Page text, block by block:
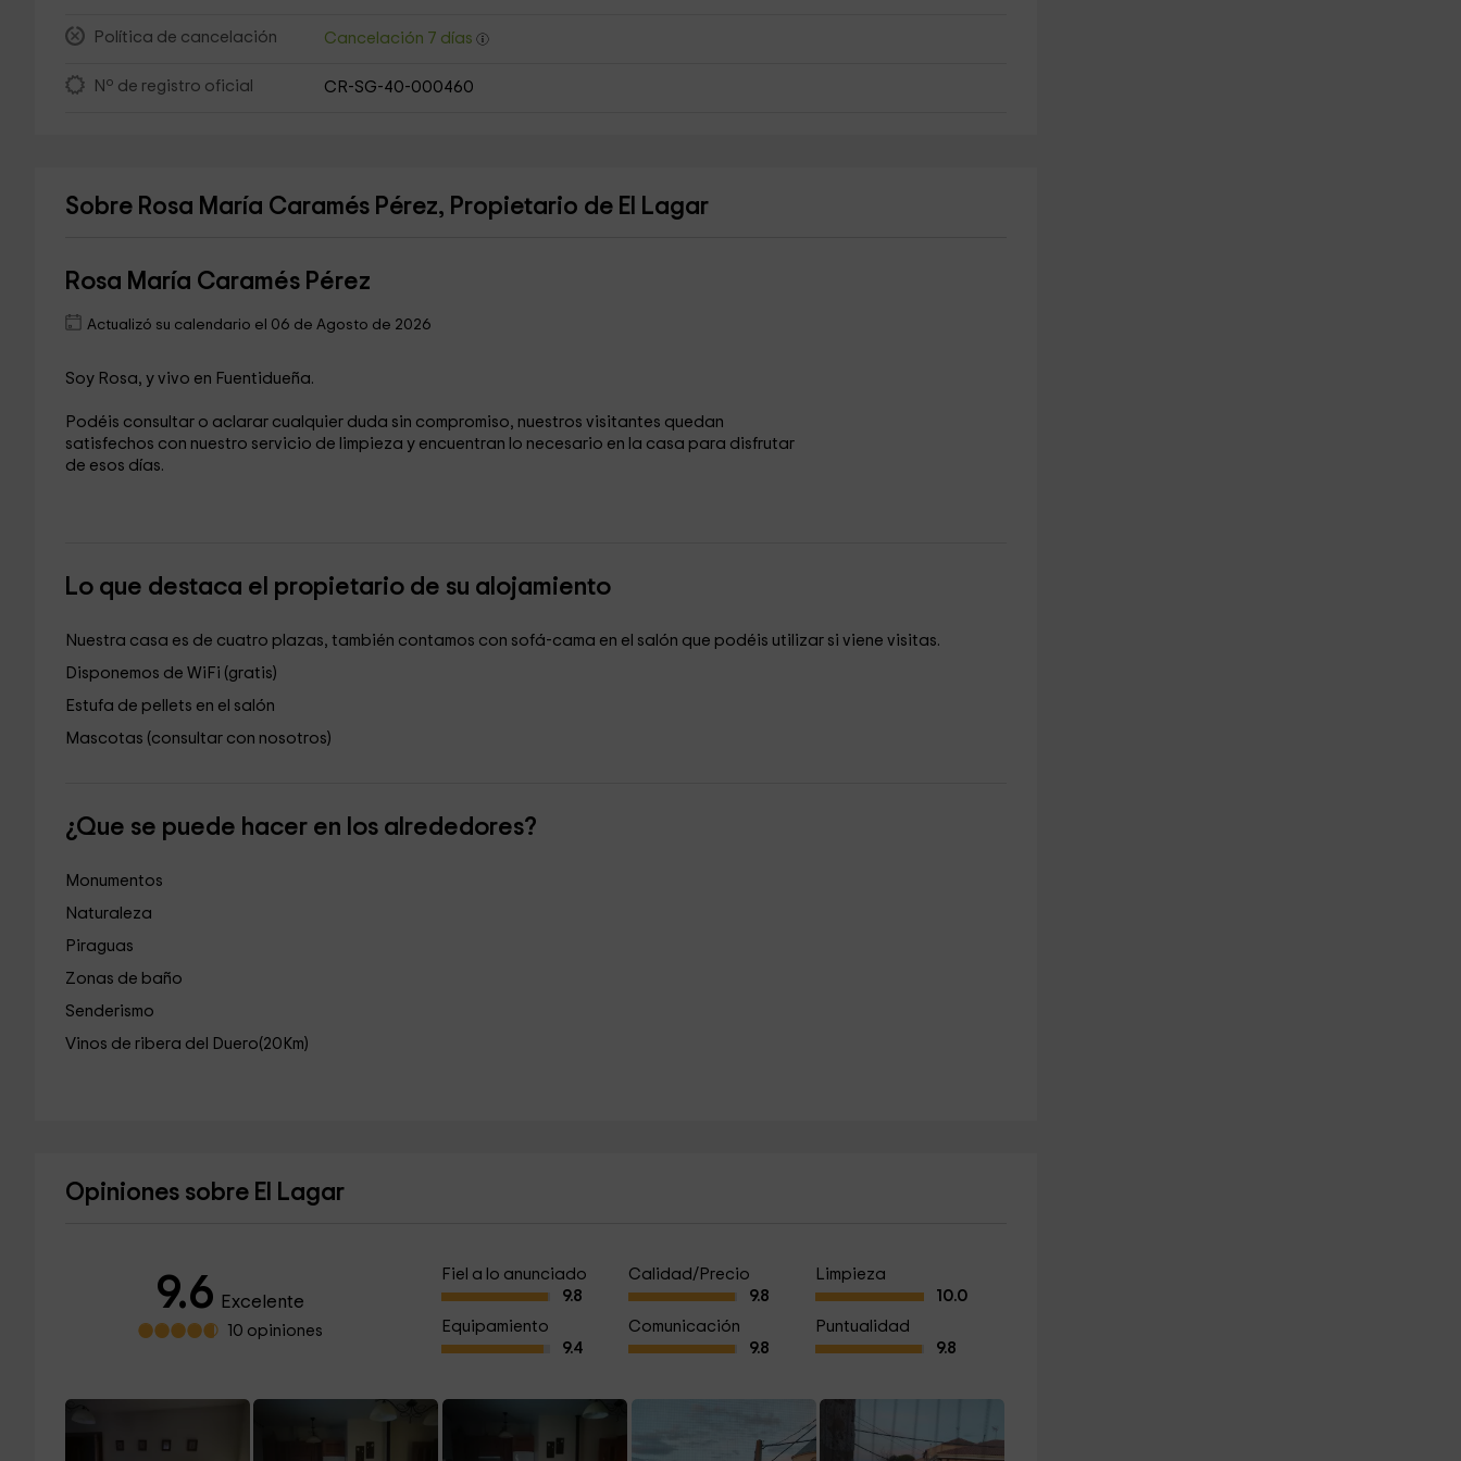
Política de cancelación Cancelación 7 días
Nº de registro oficial CR-SG-40-000460
Sobre Rosa María Caramés Pérez, Propietario de El Lagar
Rosa María Caramés Pérez
Actualizó su calendario el 06 de Agosto de 2026
Soy Rosa, y vivo en Fuentidueña.
Podéis consultar o aclarar cualquier duda sin compromiso, nuestros visitantes quedan
satisfechos con nuestro servicio de limpieza y encuentran lo necesario en la casa para disfrutar
de esos días.
Lo que destaca el propietario de su alojamiento
Nuestra casa es de cuatro plazas, también contamos con sofá-cama en el salón que podéis utilizar si viene visitas.
Disponemos de WiFi (gratis)
Estufa de pellets en el salón
Mascotas (consultar con nosotros)
¿Que se puede hacer en los alrededores?
Monumentos
Naturaleza
Piraguas
Zonas de baño
Senderismo
Vinos de ribera del Duero(20Km)
Opiniones sobre El Lagar
9.6 Excelente
10 opiniones
Fiel a lo anunciado
9.8
Calidad/Precio
9.8
Limpieza
10.0
Equipamiento
9.4
Comunicación
9.8
Puntualidad
9.8